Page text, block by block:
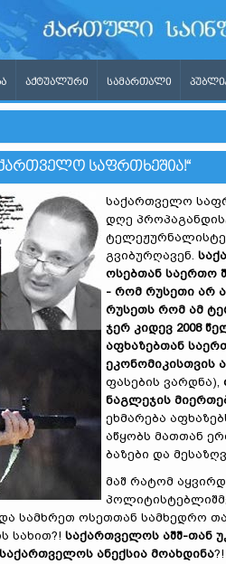
ᲐᲥᲢᲣᲐᲚᲣᲠᲘ ᲡᲐᲛᲐᲠᲗᲐᲚᲘ
ᲡᲐᲤᲠᲗᲮᲔᲨᲘᲐ!“
საქართველო
დღე
გვიბურღავენ.
ოსებთან საერთო
- რომ რუსეთი არ
რუსეთს რომ ამ
ჯერ კიდევ 2008
აფხაზებთან
ეკონომიკისთვის
ფასების ვარდნა),
ნაგლეჯის
ეხმარება
აწყობს მათთან
ბაზები და
მაშ რატომ
სამხრეთ ოსეთთან სამხედრო
სახით?! საქართველოს აშშ-თან
ანექსია მოახდინა